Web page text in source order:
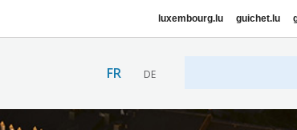
luxembourg.lu guichet.lu
FR DE